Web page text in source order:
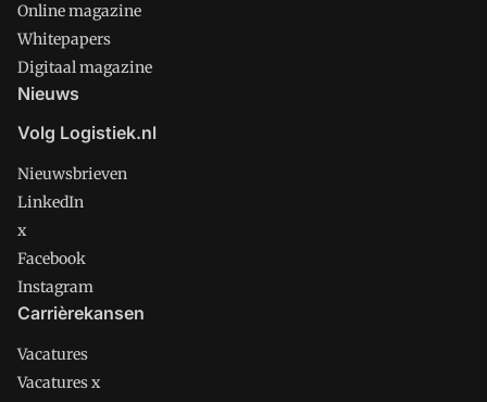
Online magazine
Whitepapers
Digitaal magazine
Nieuws
Volg Logistiek.nl
Nieuwsbrieven
LinkedIn
x
Facebook
Instagram
Carrièrekansen
Vacatures
Vacatures x